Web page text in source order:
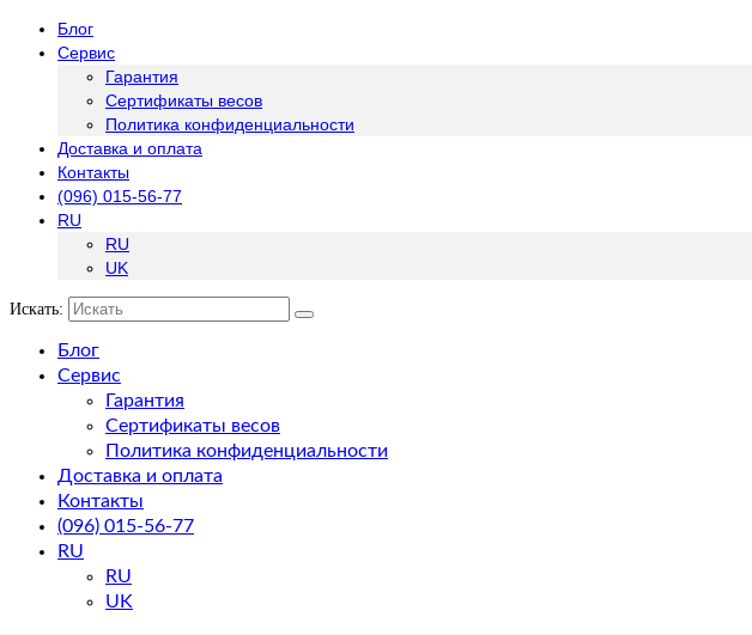
Блог
Сервис
Гарантия
Сертификаты весов
Политика конфиденциальности
Доставка и оплата
Контакты
(096) 015-56-77
RU
RU
UK
Искать:
Блог
Сервис
Гарантия
Сертификаты весов
Политика конфиденциальности
Доставка и оплата
Контакты
(096) 015-56-77
RU
RU
UK